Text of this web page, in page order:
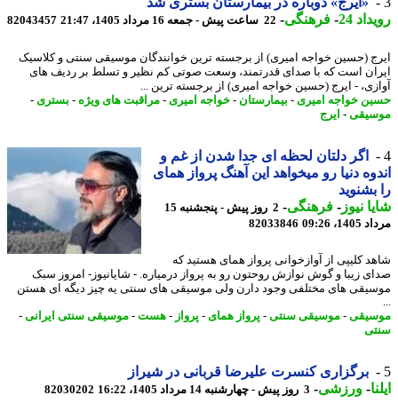
24
-فرهنگی-22 ساعت پیش - جمعه 16 مرداد 1405، 21:47 82043457
(حسین خواجه امیری) از برجسته ترین خوانندگان موسیقی سنتی و کلاسیک
است که با صدای قدرتمند، وسعت صوتی کم نظیر و تسلط بر ردیف های
- ایرج (حسین خواجه امیری) از برجسته ترین ...
خواجه امیری- بیمارستان-خواجه امیری- مراقبت های ویژه -بستری-
-ایرج
اگر دلتان لحظه ای جدا شدن از غم و
دنیا رو میخواهد این آهنگ پرواز همای
نیوز-فرهنگی-
2 روز پیش - پنجشنبه 15
09:26
82033846
کلیپی از آوازخوانی پرواز همای هستید که
زیبا و گوش نوازش روحتون رو به پرواز درمیاره. - شایانیوز- امروز سبک
های مختلفی وجود دارن ولی موسیقی های سنتی یه چیز دیگه ای هستن
-موسیقی سنتی-پرواز همای-پرواز-هست-موسیقی سنتی ایرانی-
برگزاری کنسرت علیرضا قربانی در شیراز
-ورزشی-3 روز پیش - چهارشنبه 14 مرداد 1405، 16:22 82030202